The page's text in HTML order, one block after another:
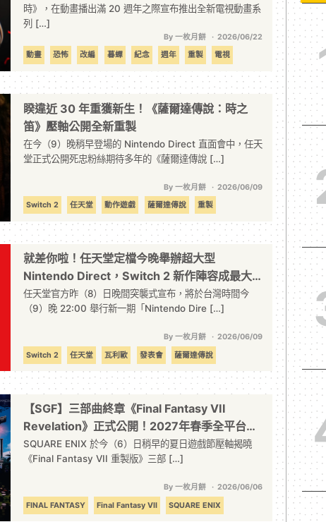
時》，在動畫播出滿 20 週年之際宣布推出全新電視動畫系
列 […]
By 一枚月餅
2026/06/22
動畫
恐怖 改編 暮蟬 紀念 週年 重製 電視
龍騎士07
睽違近 30 年重獲新生！《薩爾達傳說：時之
笛》壓軸公開全新重製
在今（9）晚稍早登場的 Nintendo Direct 直面會中，任天
堂正式公開死忠粉絲期待多年的《薩爾達傳說 […]
By 一枚月餅
2026/06/09
Switch 2
任天堂 動作遊戲 薩爾達傳說 重製
就差你啦！任天堂定檔今晚舉辦超大型
Nintendo Direct，Switch 2 新作陣容成最大
看點
任天堂官方昨（8）日晚間突襲式宣布，將於台灣時間今
（9）晚 22:00 舉行新一期「Nintendo Dire […]
By 一枚月餅
2026/06/09
Switch 2
任天堂 瓦利歐 發表會 薩爾達傳說
超級瑪利歐兄弟 遊戲展 重製
【SGF】三部曲終章《Final Fantasy VII
Revelation》正式公開！2027年春季全平台同
步發售
SQUARE ENIX 於今（6）日稍早的夏日遊戲節壓軸揭曉
《Final Fantasy VII 重製版》三部 […]
By 一枚月餅
2026/06/06
FINAL FANTASY
Final Fantasy VII SQUARE ENIX